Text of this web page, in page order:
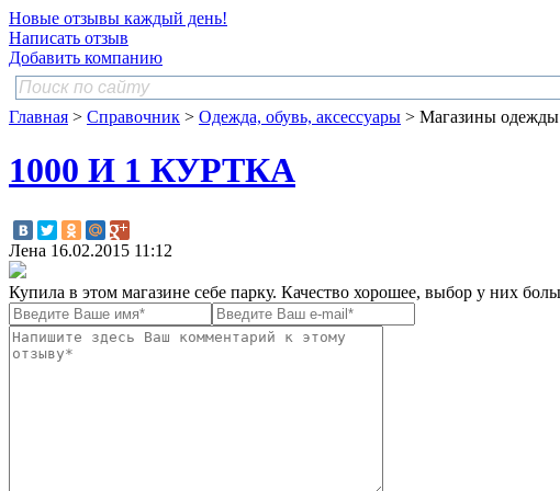
Новые отзывы каждый день!
Написать отзыв
Добавить компанию
Главная > Справочник > Одежда, обувь, аксессуары > Магазины одежды
1000 И 1 КУРТКА
Лена 16.02.2015 11:12
Купила в этом магазине себе парку. Качество хорошее, выбор у них